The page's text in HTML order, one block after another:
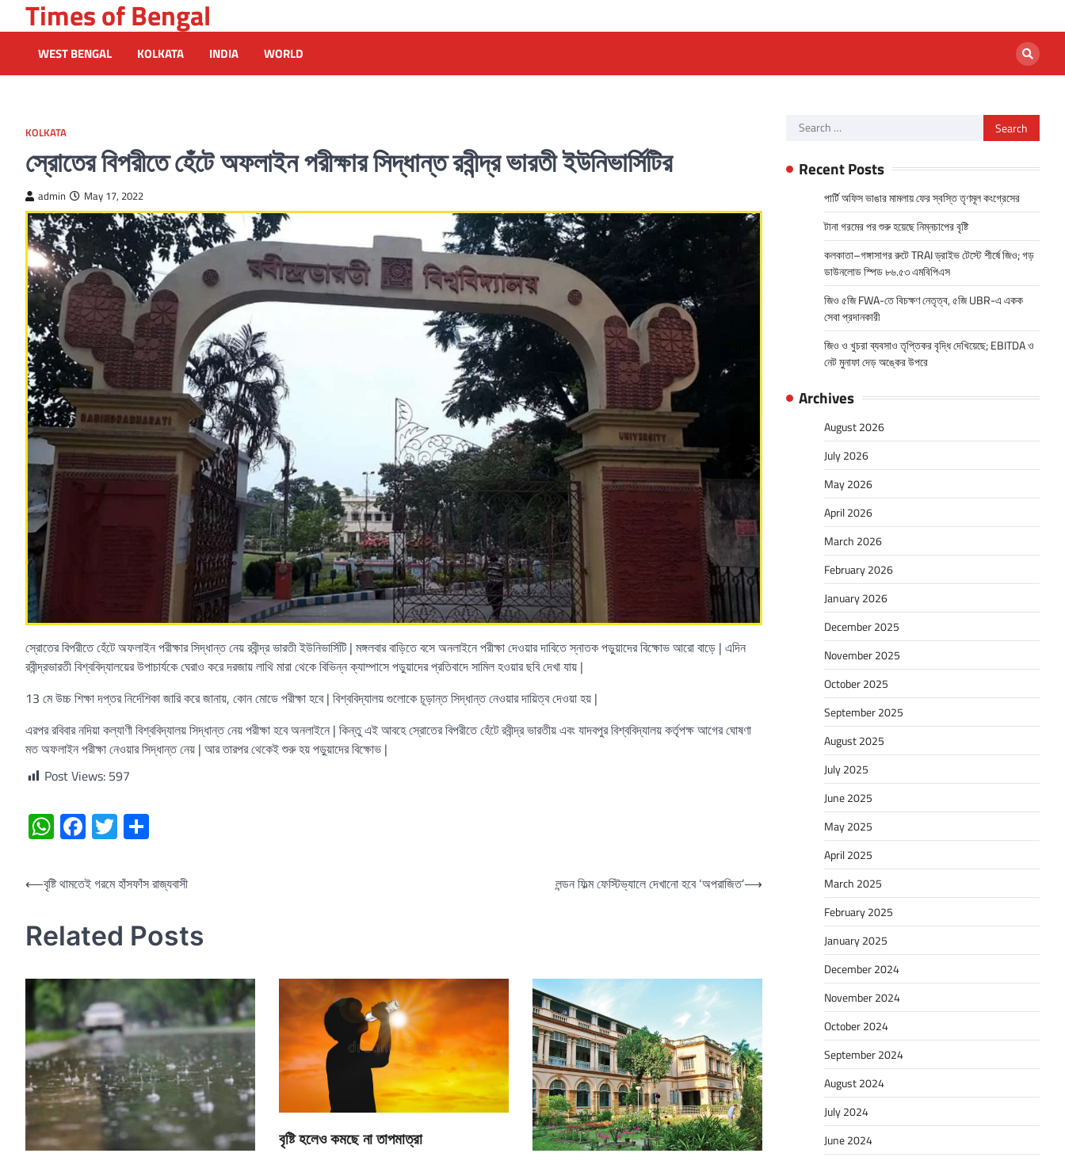
to
content
Times of Bengal
WEST BENGAL KOLKATA INDIA WORLD
KOLKATA
স্রোতের বিপরীতে হেঁটে অফলাইন পরীক্ষার সিদ্ধান্ত রবীন্দ্র ভারতী ইউনিভার্সিটির
admin May 17, 2022
স্রোতের বিপরীতে হেঁটে অফলাইন পরীক্ষার সিদ্ধান্ত নেয় রবীন্দ্র ভারতী ইউনিভার্সিটি | মঙ্গলবার বাড়িতে বসে অনলাইনে পরীক্ষা দেওয়ার দাবিতে স্নাতক পড়ুয়াদের বিক্ষোভ আরো বাড়ে | এদিন
রবীন্দ্রভারতী বিশ্ববিদ্যালয়ের উপাচার্যকে ঘেরাও করে দরজায় লাথি মারা থেকে বিভিন্ন ক্যাম্পাসে পড়ুয়াদের প্রতিবাদে সামিল হওয়ার ছবি দেখা যায় |
13 মে উচ্চ শিক্ষা দপ্তর নির্দেশিকা জারি করে জানায়, কোন মোডে পরীক্ষা হবে | বিশ্ববিদ্যালয় গুলোকে চূড়ান্ত সিদ্ধান্ত নেওয়ার দায়িত্ব দেওয়া হয় |
এরপর রবিবার নদিয়া কল্যাণী বিশ্ববিদ্যালয় সিদ্ধান্ত নেয় পরীক্ষা হবে অনলাইনে | কিন্তু এই আবহে স্রোতের বিপরীতে হেঁটে রবীন্দ্র ভারতীয় এবং যাদবপুর বিশ্ববিদ্যালয় কর্তৃপক্ষ আগের ঘোষণা
মত অফলাইন পরীক্ষা নেওয়ার সিদ্ধান্ত নেয় | আর তারপর থেকেই শুরু হয় পড়ুয়াদের বিক্ষোভ |
Post Views: 597
WhatsApp
Facebook
Twitter
Post
⟵বৃষ্টি থামতেই গরমে হাঁসফাঁস রাজ্যবাসী লন্ডন ফিল্ম ফেস্টিভ্যালে দেখানো হবে ‘অপরাজিত’⟶
Related Posts
বৃষ্টি হলেও কমছে না তাপমাত্রা
Search
Recent Posts
পার্টি অফিস ভাঙার মামলায় ফের স্বস্তি তৃণমূল কংগ্রেসের
টানা গরমের পর শুরু হয়েছে নিম্নচাপের বৃষ্টি
কলকাতা–গঙ্গাসাগর রুটে TRAI ড্রাইভ টেস্টে শীর্ষে জিও; গড়
ডাউনলোড স্পিড ৮৬.৫৩ এমবিপিএস
জিও ৫জি FWA-তে বিচক্ষণ নেতৃত্ব, ৫জি UBR-এ একক
সেবা প্রদানকারী
জিও ও খুচরা ব্যবসাও তৃপ্তিকর বৃদ্ধি দেখিয়েছে; EBITDA ও
নেট মুনাফা দেড় অঙ্কের উপরে
Archives
August 2026
July 2026
May 2026
April 2026
March 2026
February 2026
January 2026
December 2025
November 2025
October 2025
September 2025
August 2025
July 2025
June 2025
May 2025
April 2025
March 2025
February 2025
January 2025
December 2024
November 2024
October 2024
September 2024
August 2024
July 2024
June 2024